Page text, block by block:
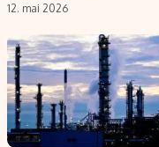
12. mai 2026